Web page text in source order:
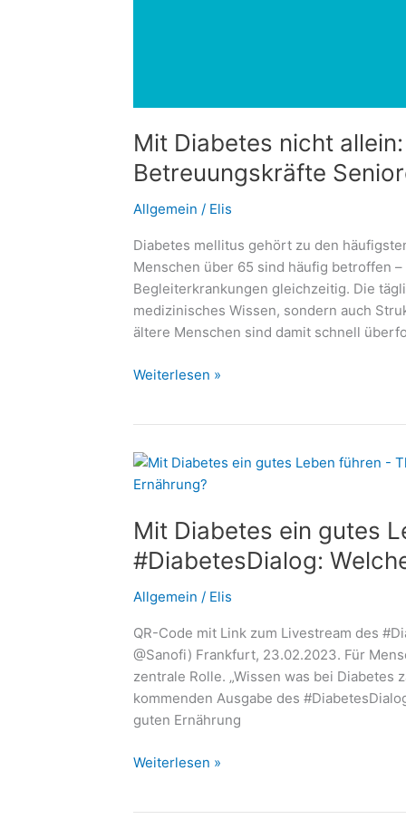
Mit Diabetes nicht
Betreuungskräfte
Allgemein / Elis
Diabetes mellitus gehört zu den
Menschen über 65 sind häufig betroffen
Begleiterkrankungen gleichzeitig. Die
medizinisches Wissen, sondern auch
ältere Menschen sind damit schnell
Mit
Wie
polnische
Senioren
sicher
begleiten
Weiterlesen »
Mit Diabetes ein gutes
#DiabetesDialog:
Allgemein / Elis
QR-Code mit Link zum Livestream des
@Sanofi) Frankfurt, 23.02.2023. Für
zentrale Rolle. „Wissen was bei Diabetes
kommenden Ausgabe des
guten Ernährung
Mit
Weiterlesen »